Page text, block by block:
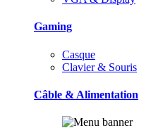
Gaming
Casque
Clavier & Souris
Câble & Alimentation